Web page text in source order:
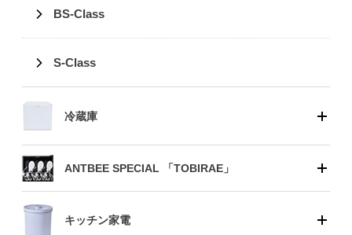
BS-Class
S-Class
冷蔵庫
ANTBEE SPECIAL 「TOBIRAE」
キッチン家電